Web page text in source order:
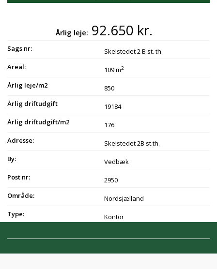
Årlig leje: 92.650 kr.
Sags nr:
Skelstedet 2 B st. th.
Areal:
109 m2
Årlig leje/m2
850
Årlig driftudgift
19184
Årlig driftudgift/m2
176
Adresse:
Skelstedet 2B st.th.
By:
Vedbæk
Post nr:
2950
Område:
Nordsjælland
Type:
Kontor